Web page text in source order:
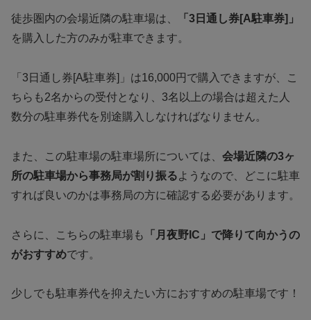
徒歩圏内の会場近隣の駐車場は、
「3日通し券[A駐車券]」
を購入した方のみが駐車できます。
「3日通し券[A駐車券]」は16,000円で購入できますが、こ
ちらも2名からの受付となり、3名以上の場合は超えた人
数分の駐車券代を別途購入しなければなりません。
また、この駐車場の駐車場所については、 会場近隣の3ヶ
所の駐車場から事務局が割り振るようなので、どこに駐車
すれば良いのかは事務局の方に確認する必要があります。
さらに、こちらの駐車場も
「月夜野IC」で降りて向かうの
がおすすめです。
少しでも駐車券代を抑えたい方におすすめの駐車場です！